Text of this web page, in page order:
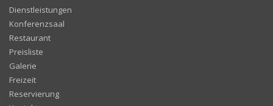
Dienstleistungen
Konferenzsaal
Restaurant
Preisliste
Galerie
Freizeit
Reservierung